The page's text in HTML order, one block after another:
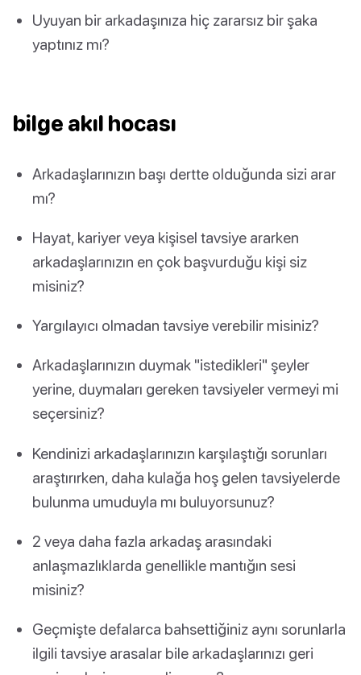
Uyuyan bir arkadaşınıza hiç zararsız bir şaka
yaptınız mı?
bilge akıl hocası
Arkadaşlarınızın başı dertte olduğunda sizi arar
mı?
Hayat, kariyer veya kişisel tavsiye ararken
arkadaşlarınızın en çok başvurduğu kişi siz
misiniz?
Yargılayıcı olmadan tavsiye verebilir misiniz?
Arkadaşlarınızın duymak "istedikleri" şeyler
yerine, duymaları gereken tavsiyeler vermeyi mi
seçersiniz?
Kendinizi arkadaşlarınızın karşılaştığı sorunları
araştırırken, daha kulağa hoş gelen tavsiyelerde
bulunma umuduyla mı buluyorsunuz?
2 veya daha fazla arkadaş arasındaki
anlaşmazlıklarda genellikle mantığın sesi
misiniz?
Geçmişte defalarca bahsettiğiniz aynı sorunlarla
ilgili tavsiye arasalar bile arkadaşlarınızı geri